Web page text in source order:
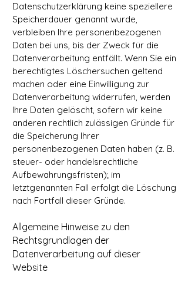
Datenschutzerklärung keine speziellere
Speicherdauer genannt wurde,
verbleiben Ihre personenbezogenen
Daten bei uns, bis der Zweck für die
Datenverarbeitung entfällt. Wenn Sie ein
berechtigtes Löschersuchen geltend
machen oder eine Einwilligung zur
Datenverarbeitung widerrufen, werden
Ihre Daten gelöscht, sofern wir keine
anderen rechtlich zulässigen Gründe für
die Speicherung Ihrer
personenbezogenen Daten haben (z. B.
steuer- oder handelsrechtliche
Aufbewahrungsfristen); im
letztgenannten Fall erfolgt die Löschung
nach Fortfall dieser Gründe.
Allgemeine Hinweise zu den
Rechtsgrundlagen der
Datenverarbeitung auf dieser
Website